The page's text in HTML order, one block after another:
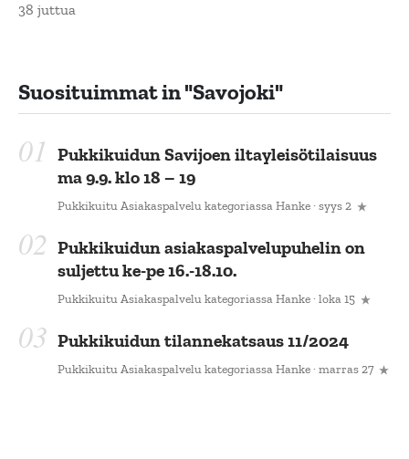
38 juttua
Suosituimmat in"Savojoki"
Pukkikuidun Savijoen iltayleisötilaisuus
ma 9.9. klo 18 – 19
Pukkikuitu AsiakaspalvelukategoriassaHanke· syys 2
Pukkikuidun asiakaspalvelupuhelin on
suljettu ke-pe 16.-18.10.
Pukkikuitu AsiakaspalvelukategoriassaHanke· loka 15
Pukkikuidun tilannekatsaus 11/2024
Pukkikuitu AsiakaspalvelukategoriassaHanke· marras 27